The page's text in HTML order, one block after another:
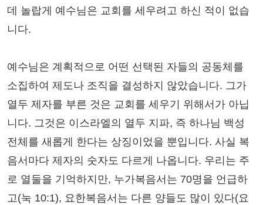
데 놀랍게 예수님은 교회를 세우려고 하신 적이 없습
니다.
예수님은 계획적으로 어떤 선택된 자들의 공동체를
소집하여 제도나 조직을 결성하지 않았습니다. 그가
열두 제자를 부른 것은 교회를 세우기 위해서가 아닙
니다. 그것은 이스라엘의 열두 지파, 즉 하나님 백성
전체를 새롭게 한다는 상징이었을 뿐입니다. 사실 복
음서마다 제자의 숫자도 다르게 나옵니다. 우리는 주
로 열둘을 기억하지만, 누가복음서는 70명을 언급하
고(눅 10:1), 요한복음서는 다른 양들도 많이 있다(요